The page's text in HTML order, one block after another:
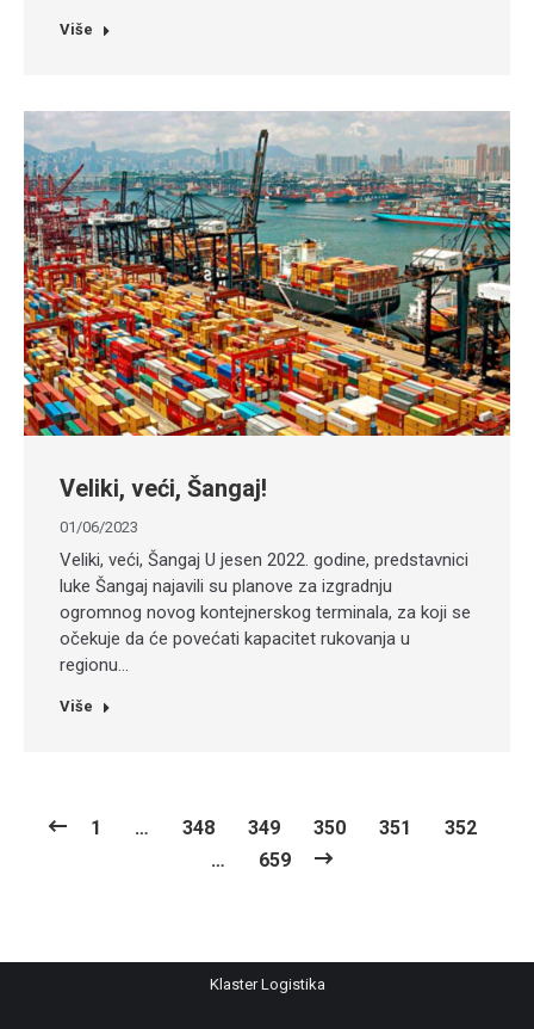
Više
Veliki, veći, Šangaj!
01/06/2023
Veliki, veći, Šangaj U jesen 2022. godine, predstavnici
luke Šangaj najavili su planove za izgradnju
ogromnog novog kontejnerskog terminala, za koji se
očekuje da će povećati kapacitet rukovanja u
regionu…
Više
1 … 348 349 350 351
352
…
659
Klaster Logistika